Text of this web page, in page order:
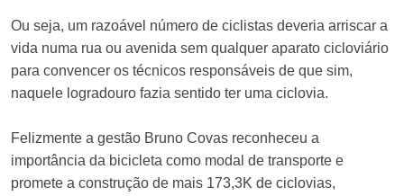
Ou seja, um razoável número de ciclistas deveria arriscar a
vida numa rua ou avenida sem qualquer aparato cicloviário
para convencer os técnicos responsáveis de que sim,
naquele logradouro fazia sentido ter uma ciclovia.
Felizmente a gestão Bruno Covas reconheceu a
importância da bicicleta como modal de transporte e
promete a construção de mais 173,3K de ciclovias,